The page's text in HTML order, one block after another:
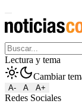
Lectura y tema
Cambiar
A- A A+
Redes Sociales